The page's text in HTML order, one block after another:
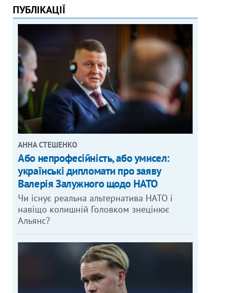
ПУБЛІКАЦІЇ
АННА СТЕШЕНКО
Або непрофесійність, або умисел:
українські дипломати про заяву
Валерія Залужного щодо НАТО
Чи існує реальна альтернатива НАТО і
навіщо колишній Головком знецінює
Альянс?